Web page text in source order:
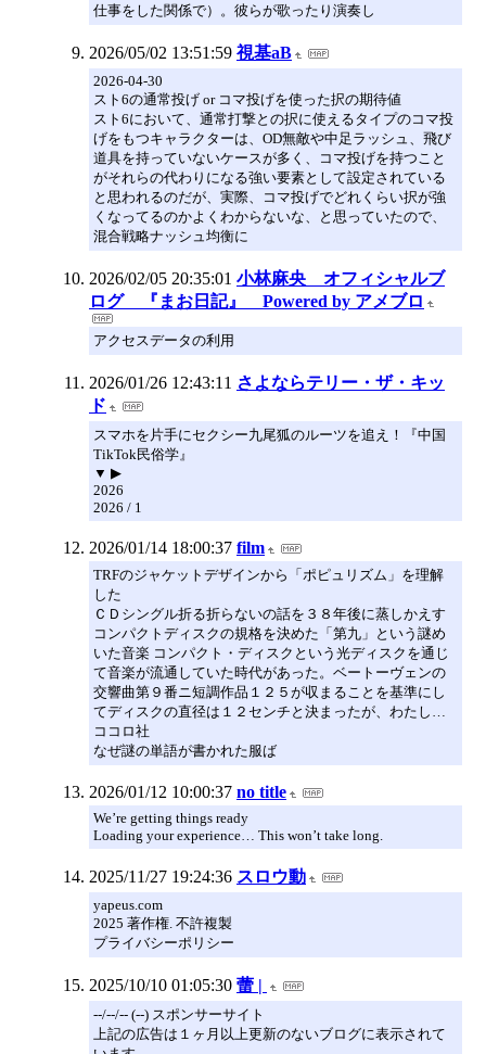
仕事をした関係で）。彼らが歌ったり演奏し
2026/05/02 13:51:59 視基aB
2026-04-30
スト6の通常投げ or コマ投げを使った択の期待値
スト6において、通常打撃との択に使えるタイプのコマ投
げをもつキャラクターは、OD無敵や中足ラッシュ、飛び
道具を持っていないケースが多く、コマ投げを持つこと
がそれらの代わりになる強い要素として設定されている
と思われるのだが、実際、コマ投げでどれくらい択が強
くなってるのかよくわからないな、と思っていたので、
混合戦略ナッシュ均衡に
2026/02/05 20:35:01 小林麻央 オフィシャルブ
ログ 『まお日記』 Powered by アメブロ
アクセスデータの利用
2026/01/26 12:43:11 さよならテリー・ザ・キッ
ド
スマホを片手にセクシー九尾狐のルーツを追え！『中国
TikTok民俗学』
▼ ▶
2026
2026 / 1
2026/01/14 18:00:37 film
TRFのジャケットデザインから「ポピュリズム」を理解
した
ＣＤシングル折る折らないの話を３８年後に蒸しかえす
コンパクトディスクの規格を決めた「第九」という謎め
いた音楽 コンパクト・ディスクという光ディスクを通じ
て音楽が流通していた時代があった。ベートーヴェンの
交響曲第９番ニ短調作品１２５が収まることを基準にし
てディスクの直径は１２センチと決まったが、わたし…
ココロ社
なぜ謎の単語が書かれた服ば
2026/01/12 10:00:37 no title
We’re getting things ready
Loading your experience… This won’t take long.
2025/11/27 19:24:36 スロウ動
yapeus.com
2025 著作権. 不許複製
プライバシーポリシー
2025/10/10 01:05:30 蕾 |
--/--/-- (--) スポンサーサイト
上記の広告は１ヶ月以上更新のないブログに表示されて